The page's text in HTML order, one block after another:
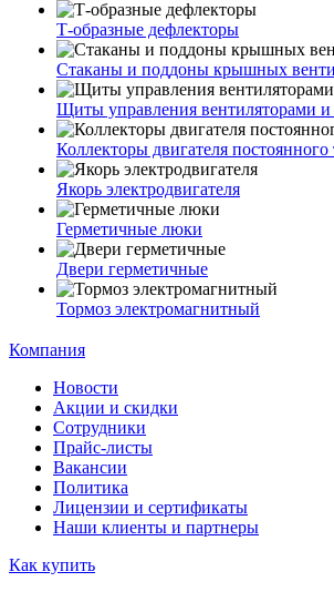
Т-образные дефлекторы
Стаканы и поддоны крышных
Щиты управления вентиляторами и
Коллекторы двигателя постоянного
Якорь электродвигателя
Герметичные люки
Двери герметичные
Тормоз электромагнитный
Компания
Новости
Акции и скидки
Сотрудники
Прайс-листы
Вакансии
Политика
Лицензии и сертификаты
Наши клиенты и партнеры
Как купить